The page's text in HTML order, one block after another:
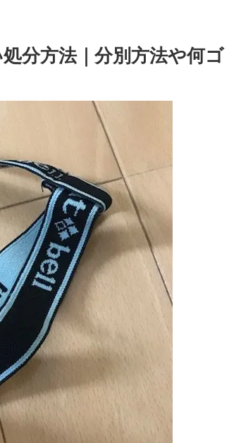
分方法｜分別方法や何ゴ